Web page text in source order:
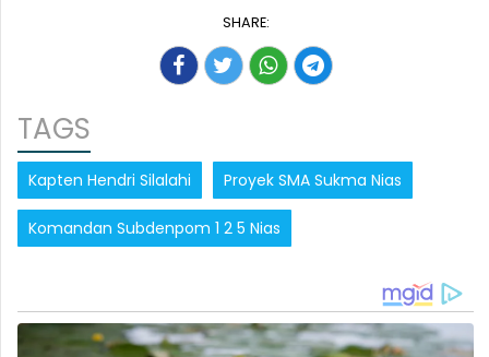
SHARE:
TAGS
Kapten Hendri Silalahi Proyek SMA Sukma Nias
Komandan Subdenpom 1 2 5 Nias